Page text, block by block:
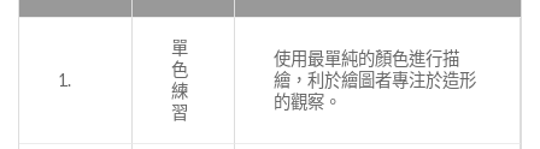
1.
單
色
練
習
使用最單純的顏色進行描
繪，利於繪圖者專注於造形
的觀察。